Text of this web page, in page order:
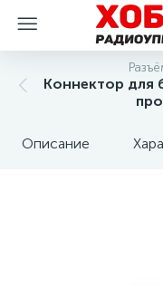
Коннектор для
Описание